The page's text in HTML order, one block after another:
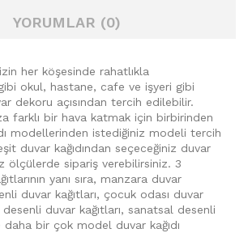
YORUMLAR (0)
her köşesinde rahatlıkla
okul, hastane, cafe ve işyeri gibi
dekoru açısından tercih edilebilir.
farklı bir hava katmak için birbirinden
modellerinden istediğiniz modeli tercih
duvar kağıdından seçeceğiniz duvar
ölçülerde sipariş verebilirsiniz. 3
yanı sıra, manzara duvar
duvar kağıtları, çocuk odası duvar
desenli duvar kağıtları, sanatsal desenli
daha bir çok model duvar kağıdı